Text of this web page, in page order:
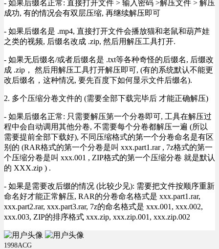
- 如果后缀名正常: 直接打开文件 > 输入密码 >解压文件 > 解压
成功, 有的情况会有双层压缩, 再继续解压即可
- 如果后缀名是 .mp4, 直接打开文件会播放猫和老鼠和葫芦娃
之类的视频, 后缀名改成 .zip, 然后用解压工具打开.
- 如果无后缀名/或者后缀名是 .txt等各种奇怪的后缀名, 后缀改
成 .zip， 然后用解压工具打开解压即可, (有的系统默认不能更
改后缀名，这种情况, 要先百度下如何显示文件后缀名).
2. 多个压缩分卷文件的 (需要全部下载完毕后 才能正确解压)
- 如果后缀名正常: 只需要解压第一个分卷即可, 工具在解压过
程中会自动调用其他分卷, 不需要每个分卷都解压一遍 (所以
需要提前全部下载好), 不同压缩格式的第一个分卷命名是有区
别的 (RAR格式的第一个分卷是叫 xxx.part1.rar , 7z格式的第一
个压缩分卷是叫 xxx.001 , ZIP格式的第一个压缩分卷 就是默认
的 XXX.zip ) .
- 如果是需要改后缀的情况 (比较少见): 需要把文件按顺序重新
命名好才能正常解压, RAR的分卷命名格式是 xxx.part1.rar,
xxx.part2.rar, xxx.part3.rar, 7z的命名格式是 xxx.001, xxx.002,
xxx.003, ZIP的排序格式 xxx.zip, xxx.zip.001, xxx.zip.002
1998ACG